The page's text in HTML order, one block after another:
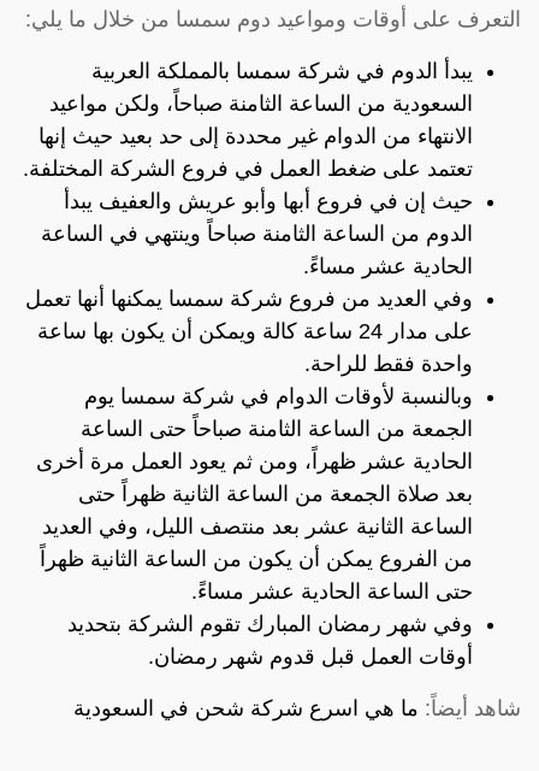
التعرف على أوقات ومواعيد دوم سمسا من خلال ما يلي:
يبدأ الدوم في شركة سمسا بالمملكة العربية
السعودية من الساعة الثامنة صباحاً، ولكن مواعيد
الانتهاء من الدوام غير محددة إلى حد بعيد حيث إنها
تعتمد على ضغط العمل في فروع الشركة المختلفة.
حيث إن في فروع أبها وأبو عريش والعفيف يبدأ
الدوم من الساعة الثامنة صباحاً وينتهي في الساعة
الحادية عشر مساءً.
وفي العديد من فروع شركة سمسا يمكنها أنها تعمل
على مدار 24 ساعة كالة ويمكن أن يكون بها ساعة
واحدة فقط للراحة.
وبالنسبة لأوقات الدوام في شركة سمسا يوم
الجمعة من الساعة الثامنة صباحاً حتى الساعة
الحادية عشر ظهراً، ومن ثم يعود العمل مرة أخرى
بعد صلاة الجمعة من الساعة الثانية ظهراً حتى
الساعة الثانية عشر بعد منتصف الليل، وفي العديد
من الفروع يمكن أن يكون من الساعة الثانية ظهراً
حتى الساعة الحادية عشر مساءً.
وفي شهر رمضان المبارك تقوم الشركة بتحديد
أوقات العمل قبل قدوم شهر رمضان.
شاهد أيضاً: ما هي اسرع شركة شحن في السعودية